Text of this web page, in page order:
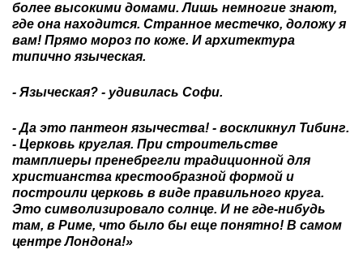
более высокими домами. Лишь немногие знают,
где она находится. Странное местечко, доложу я
вам! Прямо мороз по коже. И архитектура
типично языческая.
- Языческая? - удивилась Софи.
- Да это пантеон язычества! - воскликнул Тибинг.
- Церковь круглая. При строительстве
тамплиеры пренебрегли традиционной для
христианства крестообразной формой и
построили церковь в виде правильного круга.
Это символизировало солнце. И не где-нибудь
там, в Риме, что было бы еще понятно! В самом
центре Лондона!»